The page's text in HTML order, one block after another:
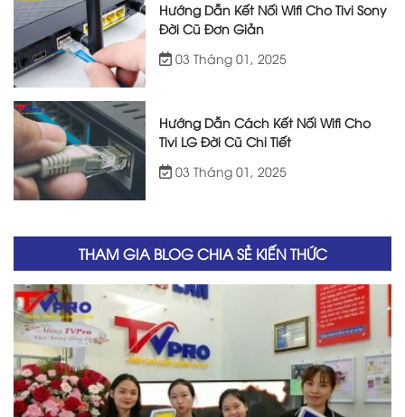
Hướng Dẫn Kết Nối Wifi Cho Tivi Sony
Đời Cũ Đơn Giản
03 Tháng 01, 2025
Hướng Dẫn Cách Kết Nối Wifi Cho
Tivi LG Đời Cũ Chi Tiết
03 Tháng 01, 2025
THAM GIA BLOG CHIA SẺ KIẾN THỨC